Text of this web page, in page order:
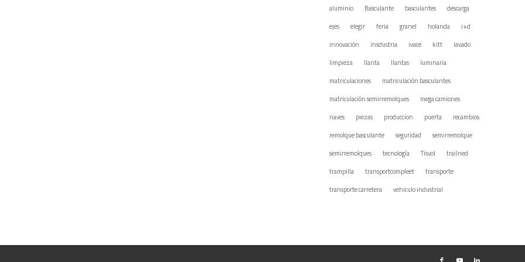
aluminio
Basculante basculantes
descarga
ejes
elegir feria granel holanda
i+d
innovación
insdustria ivace kitt
lavado
limpieza
llanta llantas
luminaria
matriculaciones
matriculación basculantes
matriculación semirremolques
mega camiones
naves
piezas produccion puerta
recambios
remolque basculante
seguridad
semirremolque
semirremolques
tecnología Tisvol
trailned
trampilla
transportcompleet
transporte
transporte carretera
vehiculo industrial